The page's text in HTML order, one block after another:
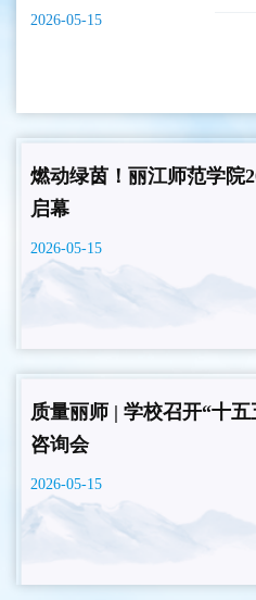
2026-05-15
燃动绿茵！丽江师范学院
启幕
2026-05-15
质量丽师 | 学校召开“十
咨询会
2026-05-15